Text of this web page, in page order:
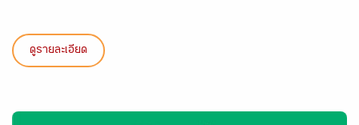
ดูรายละเอียด